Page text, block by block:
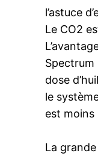
l’astuce
Le CO2
Spectrum
dose
le
est moins
La